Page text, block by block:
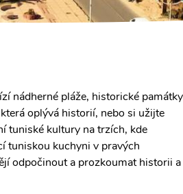
nádherné pláže, historické památky
oplývá historií, nebo si užijte
tuniské kultury na trzích, kde
tuniskou kuchyni v pravých
odpočinout a prozkoumat historii a